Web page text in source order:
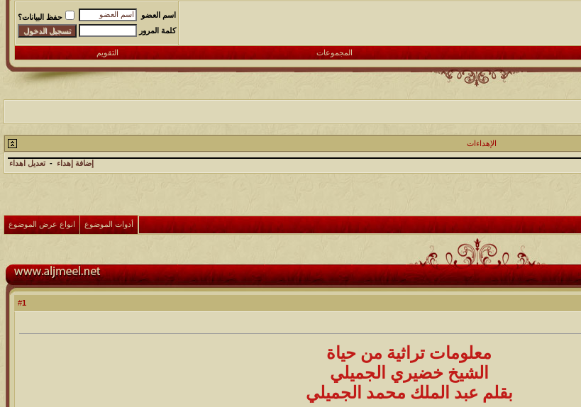
اسم العضو
حفظ البيانات؟
كلمة المرور
المجموعات التقويم
الإهداءات
إضافة إهداء - تعديل اهداء
أدوات الموضوع انواع عرض الموضوع
1
معلومات تراثية من حياة
الشيخ خضيري الجميلي
بقلم عبد الملك محمد الجميلي